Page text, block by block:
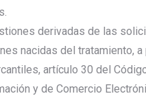
derivadas de las
nacidas del tratamiento,
artículo 30 del
y de Comercio